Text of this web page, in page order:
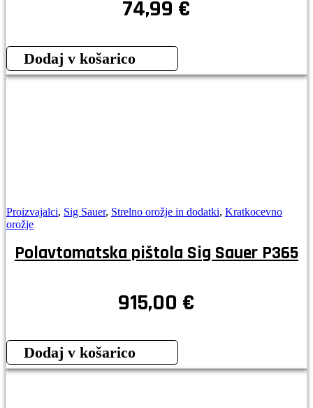
74,99 €
Dodaj v košarico
Proizvajalci, Sig Sauer, Strelno orožje in dodatki, Kratkocevno
orožje
Polavtomatska pištola Sig Sauer P365
915,00 €
Dodaj v košarico